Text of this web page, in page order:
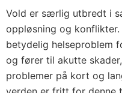
Vold er særlig utbredt i
oppløsning og
betydelig helseproblem
og fører til akutte
problemer på kort og